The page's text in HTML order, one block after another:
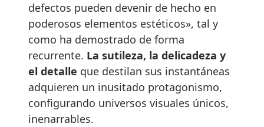
defectos pueden devenir de hecho en
poderosos elementos estéticos», tal y
como ha demostrado de forma
recurrente. La sutileza, la delicadeza y
el detalle que destilan sus instantáneas
adquieren un inusitado protagonismo,
configurando universos visuales únicos,
inenarrables.